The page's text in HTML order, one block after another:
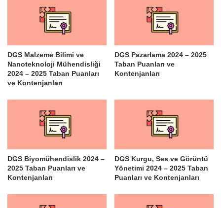
DGS Malzeme Bilimi ve
Nanoteknoloji Mühendisliği
2024 – 2025 Taban Puanları
ve Kontenjanları
DGS Pazarlama 2024 – 2025
Taban Puanları ve
Kontenjanları
DGS Biyomühendislik 2024 –
2025 Taban Puanları ve
Kontenjanları
DGS Kurgu, Ses ve Görüntü
Yönetimi 2024 – 2025 Taban
Puanları ve Kontenjanları